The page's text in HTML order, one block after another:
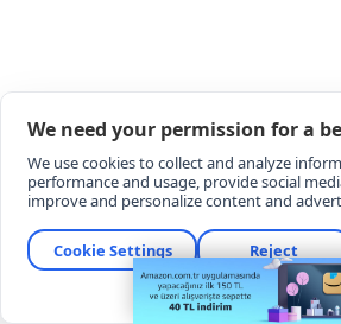
HABEREYORUM KAT